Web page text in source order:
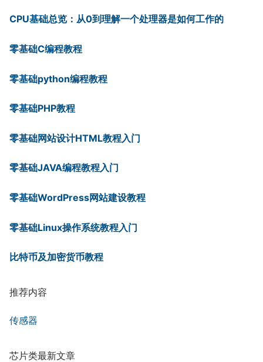
CPU基础总览：从0到理解一个处理器是如何工作的
零基础C编程教程
零基础python编程教程
零基础PHP教程
零基础网站设计HTML教程入门
零基础JAVA编程教程入门
零基础WordPress网站建设教程
零基础Linux操作系统教程入门
比特币及加密货币教程
推荐内容
传感器
芯片类最新文章